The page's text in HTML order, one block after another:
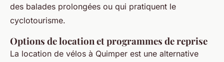
des balades prolongées ou qui pratiquent le
cyclotourisme.
Options de location et programmes de reprise
La location de vélos à Quimper est une alternative